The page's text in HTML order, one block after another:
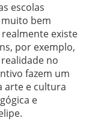
escolas
bem
existe
por exemplo,
no
fazem um
arte e cultura
e